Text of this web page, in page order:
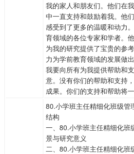
我的家人和朋友们。他们在
中一直支持和鼓励着我。他
感受到了更多的温暖和动力
育领域的各位专家和学者。
为我的研究提供了宝贵的参
力为学前教育领域的发展做
我要向所有为我提供帮助和
意。没有你们的帮助和支持
成果。你们的支持和帮助将
80.小学班主任精细化班级管
结构
一、80.小学班主任精细化班
景与研究意义
二、80.小学班主任精细化班